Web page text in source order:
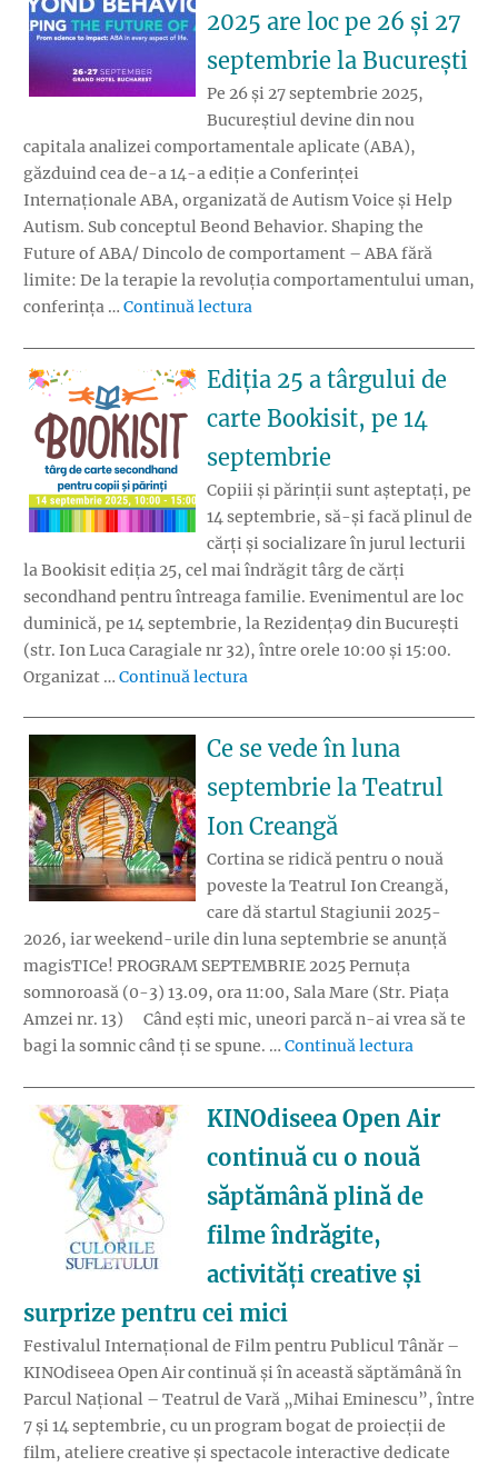
2025 are loc pe 26 și 27
septembrie la București
Pe 26 și 27 septembrie 2025,
Bucureștiul devine din nou
capitala analizei comportamentale aplicate (ABA),
găzduind cea de-a 14-a ediție a Conferinței
Internaționale ABA, organizată de Autism Voice și Help
Autism. Sub conceptul Beond Behavior. Shaping the
Future of ABA/ Dincolo de comportament – ABA fără
limite: De la terapie la revoluția comportamentului uman,
conferința … Continuă lectura
Ediția 25 a târgului de
carte Bookisit, pe 14
septembrie
Copiii și părinții sunt așteptați, pe
14 septembrie, să-și facă plinul de
cărți și socializare în jurul lecturii
la Bookisit ediția 25, cel mai îndrăgit târg de cărți
secondhand pentru întreaga familie. Evenimentul are loc
duminică, pe 14 septembrie, la Rezidența9 din București
(str. Ion Luca Caragiale nr 32), între orele 10:00 și 15:00.
Organizat … Continuă lectura
Ce se vede în luna
septembrie la Teatrul
Ion Creangă
Cortina se ridică pentru o nouă
poveste la Teatrul Ion Creangă,
care dă startul Stagiunii 2025-
2026, iar weekend-urile din luna septembrie se anunță
magisTICe! PROGRAM SEPTEMBRIE 2025 Pernuța
somnoroasă (0-3) 13.09, ora 11:00, Sala Mare (Str. Piața
Amzei nr. 13) Când ești mic, uneori parcă n-ai vrea să te
bagi la somnic când ți se spune. … Continuă lectura
KINOdiseea Open Air
continuă cu o nouă
săptămână plină de
filme îndrăgite,
activități creative și
surprize pentru cei mici
Festivalul Internațional de Film pentru Publicul Tânăr –
KINOdiseea Open Air continuă și în această săptămână în
Parcul Național – Teatrul de Vară „Mihai Eminescu”, între
7 și 14 septembrie, cu un program bogat de proiecții de
film, ateliere creative și spectacole interactive dedicate